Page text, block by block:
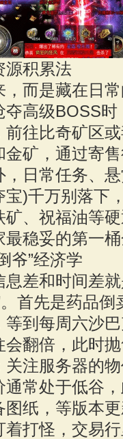
积累法
而是藏在日常
高级BOSS
往比奇矿区
矿，通过寄
日常任务、
)千万别落下
、祝福油等
稳妥的第一
”经济学
差和时间差就
首先是药品
到每周六沙
翻倍，此时
关注服务器的
通常处于低谷
纸，等版本
打怪，交易